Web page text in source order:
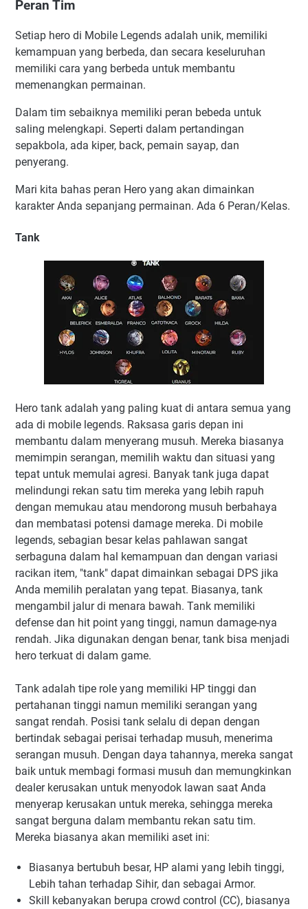
Peran Tim
Setiap hero di Mobile Legends adalah unik, memiliki
kemampuan yang berbeda, dan secara keseluruhan
memiliki cara yang berbeda untuk membantu
memenangkan permainan.
Dalam tim sebaiknya memiliki peran bebeda untuk
saling melengkapi. Seperti dalam pertandingan
sepakbola, ada kiper, back, pemain sayap, dan
penyerang.
Mari kita bahas peran Hero yang akan dimainkan
karakter Anda sepanjang permainan. Ada 6 Peran/Kelas.
Tank
Hero tank adalah yang paling kuat di antara semua yang
ada di mobile legends. Raksasa garis depan ini
membantu dalam menyerang musuh. Mereka biasanya
memimpin serangan, memilih waktu dan situasi yang
tepat untuk memulai agresi. Banyak tank juga dapat
melindungi rekan satu tim mereka yang lebih rapuh
dengan memukau atau mendorong musuh berbahaya
dan membatasi potensi damage mereka. Di mobile
legends, sebagian besar kelas pahlawan sangat
serbaguna dalam hal kemampuan dan dengan variasi
racikan item, "tank" dapat dimainkan sebagai DPS jika
Anda memilih peralatan yang tepat. Biasanya, tank
mengambil jalur di menara bawah. Tank memiliki
defense dan hit point yang tinggi, namun damage-nya
rendah. Jika digunakan dengan benar, tank bisa menjadi
hero terkuat di dalam game.
Tank adalah tipe role yang memiliki HP tinggi dan
pertahanan tinggi namun memiliki serangan yang
sangat rendah. Posisi tank selalu di depan dengan
bertindak sebagai perisai terhadap musuh, menerima
serangan musuh. Dengan daya tahannya, mereka sangat
baik untuk membagi formasi musuh dan memungkinkan
dealer kerusakan untuk menyodok lawan saat Anda
menyerap kerusakan untuk mereka, sehingga mereka
sangat berguna dalam membantu rekan satu tim.
Mereka biasanya akan memiliki aset ini:
Biasanya bertubuh besar, HP alami yang lebih tinggi,
Lebih tahan terhadap Sihir, dan sebagai Armor.
Skill kebanyakan berupa crowd control (CC), biasanya